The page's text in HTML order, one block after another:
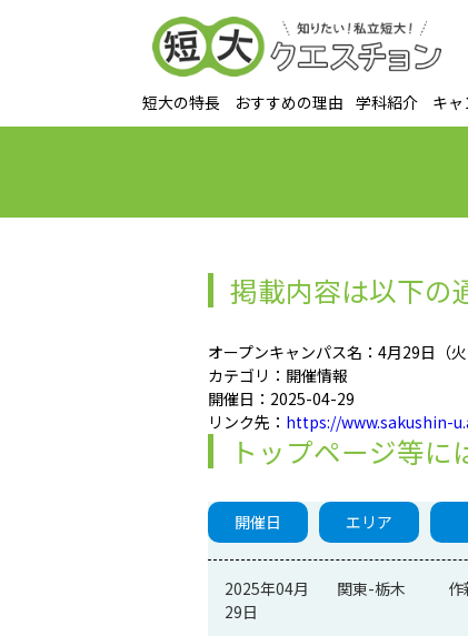
短大の特長 おすすめの理由 学科紹介 キャ
掲載内容は以下の
オープンキャンパス名：4月29日（
カテゴリ：開催情報
開催日：2025-04-29
リンク先： https://www.sakushin-
トップページ等
開催日 エリア
2025年04月
29日
関東-栃木